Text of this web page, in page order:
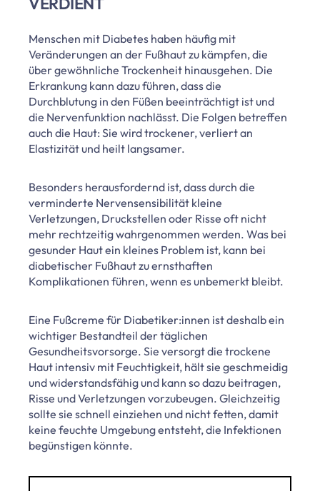
Menschen mit Diabetes haben häufig mit
Veränderungen an der Fußhaut zu kämpfen, die
über gewöhnliche Trockenheit hinausgehen. Die
Erkrankung kann dazu führen, dass die
Durchblutung in den Füßen beeinträchtigt ist und
die Nervenfunktion nachlässt. Die Folgen betreffen
auch die Haut: Sie wird trockener, verliert an
Elastizität und heilt langsamer.
Besonders herausfordernd ist, dass durch die
verminderte Nervensensibilität kleine
Verletzungen, Druckstellen oder Risse oft nicht
mehr rechtzeitig wahrgenommen werden. Was bei
gesunder Haut ein kleines Problem ist, kann bei
diabetischer Fußhaut zu ernsthaften
Komplikationen führen, wenn es unbemerkt bleibt.
Eine Fußcreme für Diabetiker:innen ist deshalb ein
wichtiger Bestandteil der täglichen
Gesundheitsvorsorge. Sie versorgt die trockene
Haut intensiv mit Feuchtigkeit, hält sie geschmeidig
und widerstandsfähig und kann so dazu beitragen,
Risse und Verletzungen vorzubeugen. Gleichzeitig
sollte sie schnell einziehen und nicht fetten, damit
keine feuchte Umgebung entsteht, die Infektionen
begünstigen könnte.